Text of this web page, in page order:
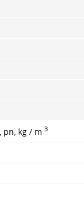
, pn, kg / m 3